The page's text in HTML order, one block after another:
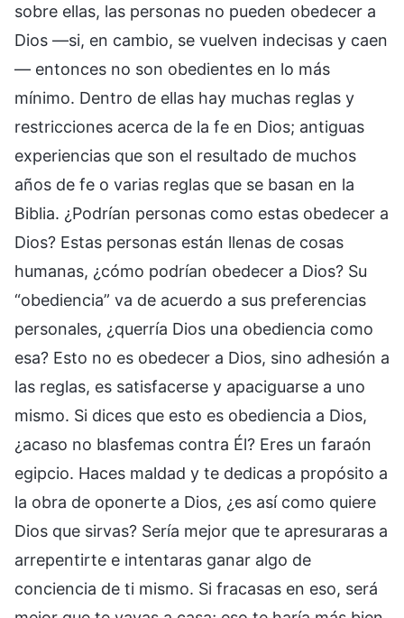
sobre ellas, las personas no pueden obedecer a
Dios —si, en cambio, se vuelven indecisas y caen
— entonces no son obedientes en lo más
mínimo. Dentro de ellas hay muchas reglas y
restricciones acerca de la fe en Dios; antiguas
experiencias que son el resultado de muchos
años de fe o varias reglas que se basan en la
Biblia. ¿Podrían personas como estas obedecer a
Dios? Estas personas están llenas de cosas
humanas, ¿cómo podrían obedecer a Dios? Su
“obediencia” va de acuerdo a sus preferencias
personales, ¿querría Dios una obediencia como
esa? Esto no es obedecer a Dios, sino adhesión a
las reglas, es satisfacerse y apaciguarse a uno
mismo. Si dices que esto es obediencia a Dios,
¿acaso no blasfemas contra Él? Eres un faraón
egipcio. Haces maldad y te dedicas a propósito a
la obra de oponerte a Dios, ¿es así como quiere
Dios que sirvas? Sería mejor que te apresuraras a
arrepentirte e intentaras ganar algo de
conciencia de ti mismo. Si fracasas en eso, será